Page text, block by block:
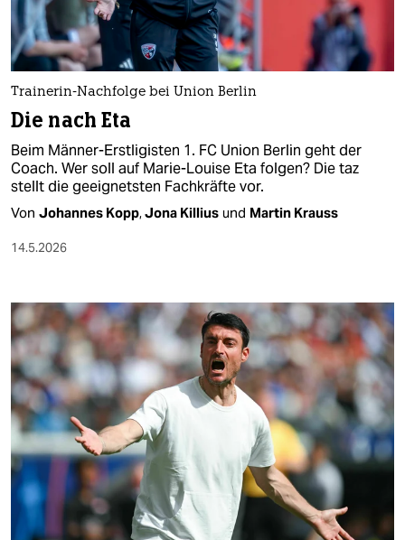
Trainerin-Nachfolge bei Union Berlin
Die nach Eta
Beim Männer-Erstligisten 1. FC Union Berlin geht der
Coach. Wer soll auf Marie-Louise Eta folgen? Die taz
stellt die geeignetsten Fachkräfte vor.
Von Johannes Kopp,Jona Killius und Martin Krauss
14.5.2026